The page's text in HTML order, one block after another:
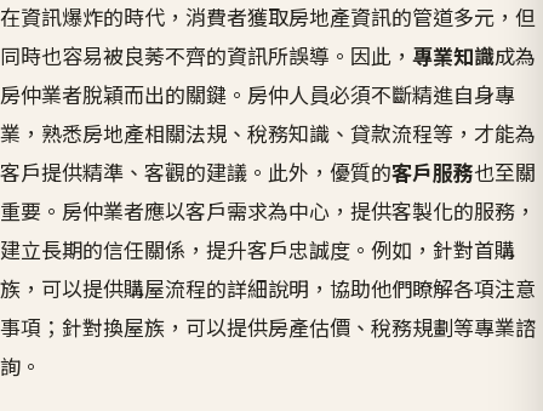
在資訊爆炸的時代，消費者獲取房地產資訊的管道多元，但
同時也容易被良莠不齊的資訊所誤導。因此， 專業知識成為
房仲業者脫穎而出的關鍵。房仲人員必須不斷精進自身專
業，熟悉房地產相關法規、稅務知識、貸款流程等，才能為
客戶提供精準、客觀的建議。此外，優質的客戶服務也至關
重要。房仲業者應以客戶需求為中心，提供客製化的服務，
建立長期的信任關係，提升客戶忠誠度。例如，針對首購
族，可以提供購屋流程的詳細說明，協助他們瞭解各項注意
事項；針對換屋族，可以提供房產估價、稅務規劃等專業諮
詢。